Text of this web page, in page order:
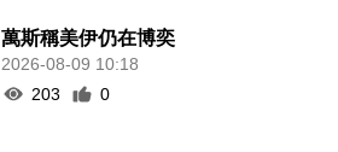
萬斯稱美伊仍在博奕
2026-08-09 10:18
203
0